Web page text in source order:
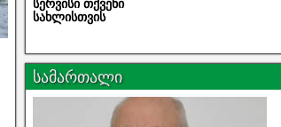
სერვისი თქვენი
სახლისთვის
სამართალი